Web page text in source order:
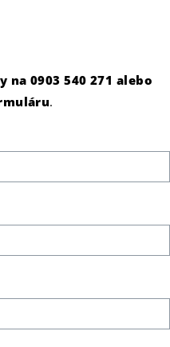
0903 540 271 alebo
.